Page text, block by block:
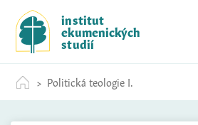
c
institut
ekumenických
studií
Politická teologie I.